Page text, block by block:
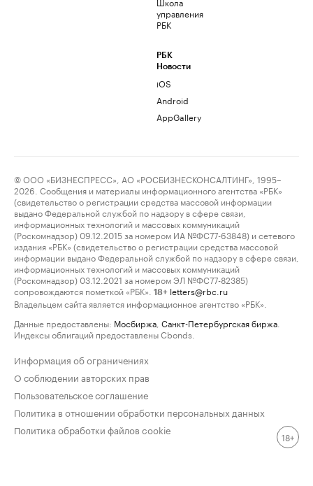
управления
РБК
РБК
Новости
iOS
Android
AppGallery
© ООО «БИЗНЕСПРЕСС», АО «РОСБИЗНЕСКОНСАЛТИНГ», 1995–
2026. Сообщения и материалы информационного агентства «РБК»
(свидетельство о регистрации средства массовой информации
выдано Федеральной службой по надзору в сфере связи,
информационных технологий и массовых коммуникаций
(Роскомнадзор) 09.12.2015 за номером ИА №ФС77-63848) и сетевого
издания «РБК» (свидетельство о регистрации средства массовой
информации выдано Федеральной службой по надзору в сфере связи,
информационных технологий и массовых коммуникаций
(Роскомнадзор) 03.12.2021 за номером ЭЛ №ФС77-82385)
сопровождаются пометкой «РБК».
18+ letters@rbc.ru
Владельцем сайта является информационное агентство «РБК».
Данные предоставлены: Мосбиржа Санкт-Петербургская биржа
Индексы облигаций предоставлены Cbonds.
Информация об ограничениях
О соблюдении авторских прав
Пользовательское соглашение
Политика в отношении обработки персональных данных
Политика обработки файлов cookie
18+